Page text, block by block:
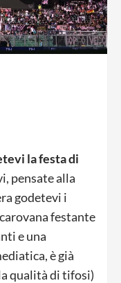
la festa di
pensate alla
godetevi i
festante
e una
è già
qualità di tifosi)